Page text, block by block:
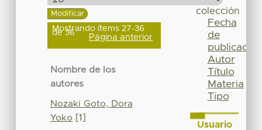
Mostrando ítems 27-36
de 36 Página anterior
Nombre de los
autores
Nozaki Goto, Dora
Yoko [1]
colección
Fecha
de
publicación
Autor
Título
Materia
Tipo
Usuario